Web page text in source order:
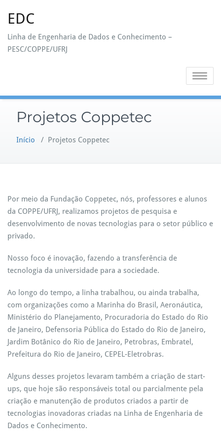
EDC
Linha de Engenharia de Dados e Conhecimento –
PESC/COPPE/UFRJ
Toggle
Projetos Coppetec
Início / Projetos Coppetec
Por meio da Fundação Coppetec, nós, professores e alunos
da COPPE/UFRJ, realizamos projetos de pesquisa e
desenvolvimento de novas tecnologias para o setor público e
privado.
Nosso foco é inovação, fazendo a transferência de
tecnologia da universidade para a sociedade.
Ao longo do tempo, a linha trabalhou, ou ainda trabalha,
com organizações como a Marinha do Brasil, Aeronáutica,
Ministério do Planejamento, Procuradoria do Estado do Rio
de Janeiro, Defensoria Pública do Estado do Rio de Janeiro,
Jardim Botânico do Rio de Janeiro, Petrobras, Embratel,
Prefeitura do Rio de Janeiro, CEPEL-Eletrobras.
Alguns desses projetos levaram também a criação de start-
ups, que hoje são responsáveis total ou parcialmente pela
criação e manutenção de produtos criados a partir de
tecnologias inovadoras criadas na Linha de Engenharia de
Dados e Conhecimento.